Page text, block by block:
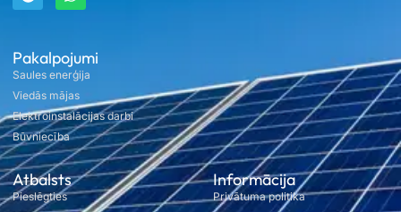
Pakalpojumi
Saules enerģija
Viedās mājas
Elektroinstalācijas darbi
Būvniecība
Atbalsts
Pieslēgties
Informācija
Privātuma politika